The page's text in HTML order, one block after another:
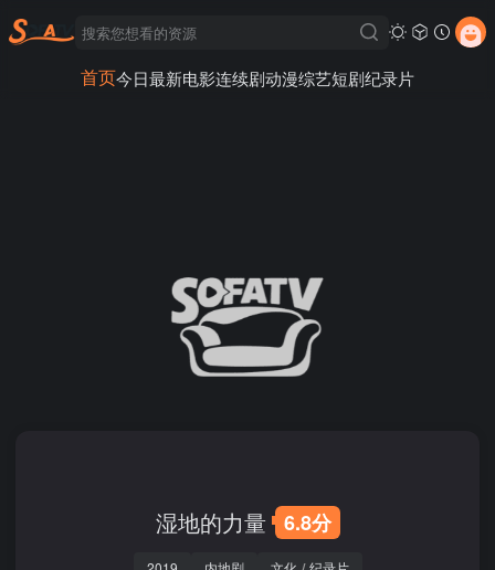
首页今日最新电影连续剧动漫综艺短剧纪录片
湿地的力量 6.8分